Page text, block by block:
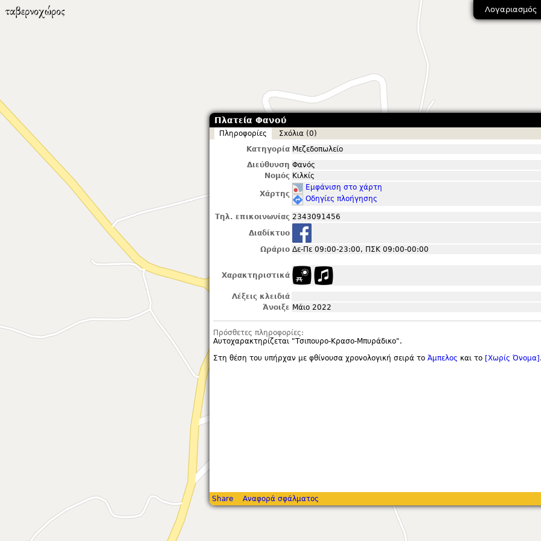
Πλατεία Φανού
Πληροφορίες
Σxόλια (0)
Κατηγορία Μεζεδοπωλείο
Διεύθυνση Φανός
Νομός Κιλκίς
Χάρτης
Εμφάνιση στο χάρτη
Οδηγίες πλοήγησης
Τηλ. επικοινωνίας 2343091456
Διαδίκτυο
Ωράριο Δε-Πε 09:00-23:00, ΠΣΚ 09:00-00:00
Χαρακτηριστικά
Λέξεις κλειδιά
Άνοιξε Μάιο 2022
Πρόσθετες πληροφορίες:
Αυτοχαρακτηρίζεται "Τσιπουρο-Κρασο-Μπυράδικο".
Στη θέση του υπήρχαν με φθίνουσα χρονολογική σειρά το Άμπελος και το [Χωρίς Όνομα]
Share Αναφορά σφάλματος
Λογαριασμός